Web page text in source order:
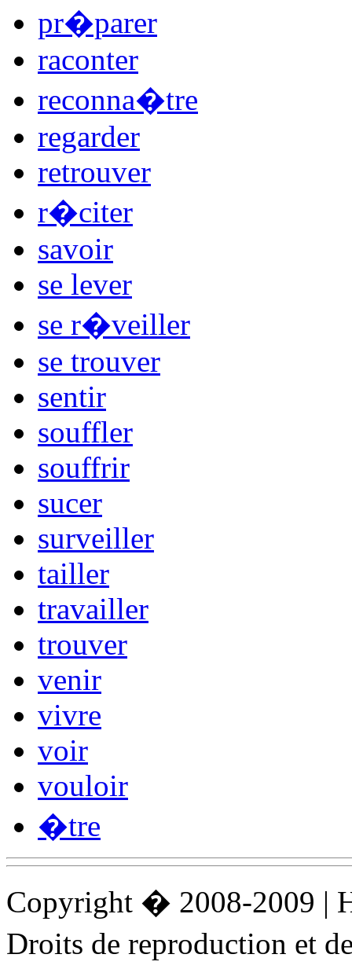
pr�parer
raconter
reconna�tre
regarder
retrouver
r�citer
savoir
se lever
se r�veiller
se trouver
sentir
souffler
souffrir
sucer
surveiller
tailler
travailler
trouver
venir
vivre
voir
vouloir
�tre
Copyright � 2008-2009 |
Droits de reproduction et